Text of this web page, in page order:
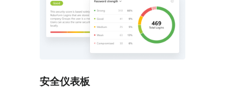
安全仪表板